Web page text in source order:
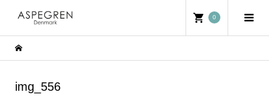
0
img_556